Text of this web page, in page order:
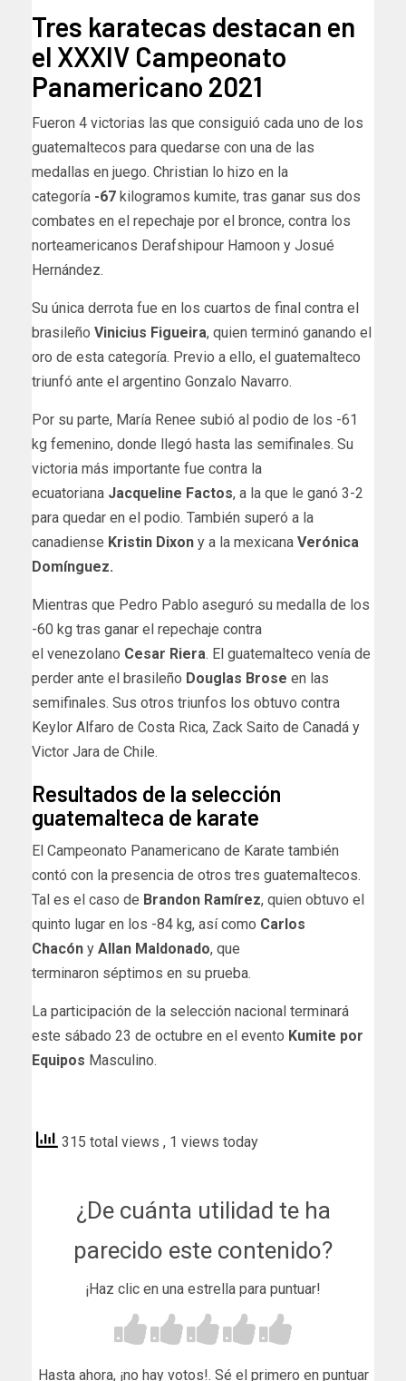
Tres karatecas destacan en
el XXXIV Campeonato
Panamericano 2021
Fueron 4 victorias las que consiguió cada uno de los
guatemaltecos para quedarse con una de las
medallas en juego. Christian lo hizo en la
categoría -67 kilogramos kumite, tras ganar sus dos
combates en el repechaje por el bronce, contra los
norteamericanos Derafshipour Hamoon y Josué
Hernández.
Su única derrota fue en los cuartos de final contra el
brasileño Vinicius Figueira, quien terminó ganando el
oro de esta categoría. Previo a ello, el guatemalteco
triunfó ante el argentino Gonzalo Navarro.
Por su parte, María Renee subió al podio de los -61
kg femenino, donde llegó hasta las semifinales. Su
victoria más importante fue contra la
ecuatoriana Jacqueline Factos, a la que le ganó 3-2
para quedar en el podio. También superó a la
canadiense Kristin Dixon y a la mexicana Verónica
Domínguez.
Mientras que Pedro Pablo aseguró su medalla de los
-60 kg tras ganar el repechaje contra
el venezolano Cesar Riera. El guatemalteco venía de
perder ante el brasileño Douglas Brose en las
semifinales. Sus otros triunfos los obtuvo contra
Keylor Alfaro de Costa Rica, Zack Saito de Canadá y
Victor Jara de Chile.
Resultados de la selección
guatemalteca de karate
El Campeonato Panamericano de Karate también
contó con la presencia de otros tres guatemaltecos.
Tal es el caso de Brandon Ramírez, quien obtuvo el
quinto lugar en los -84 kg, así como Carlos
Chacón y Allan Maldonado, que
terminaron séptimos en su prueba.
La participación de la selección nacional terminará
este sábado 23 de octubre en el evento Kumite por
Equipos Masculino.
315 total views , 1 views today
¿De cuánta utilidad te ha
parecido este contenido?
¡Haz clic en una estrella para puntuar!
Hasta ahora, ¡no hay votos!. Sé el primero en puntuar